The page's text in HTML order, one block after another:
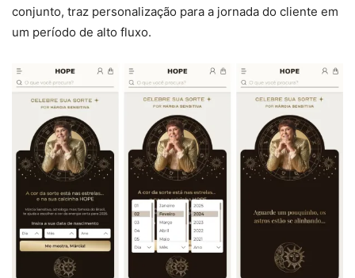
conjunto, traz personalização para a jornada do cliente em
um período de alto fluxo.